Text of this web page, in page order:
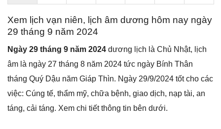
Xem lịch vạn niên, lịch âm dương hôm nay ngày
29 tháng 9 năm 2024
Ngày 29 tháng 9 năm 2024 dương lịch là Chủ Nhật, lịch
âm là ngày 27 tháng 8 năm 2024 tức ngày Bính Thân
tháng Quý Dậu năm Giáp Thìn. Ngày 29/9/2024 tốt cho các
việc: Cúng tế, thẩm mỹ, chữa bệnh, giao dịch, nạp tài, an
táng, cải táng. Xem chi tiết thông tin bên dưới.